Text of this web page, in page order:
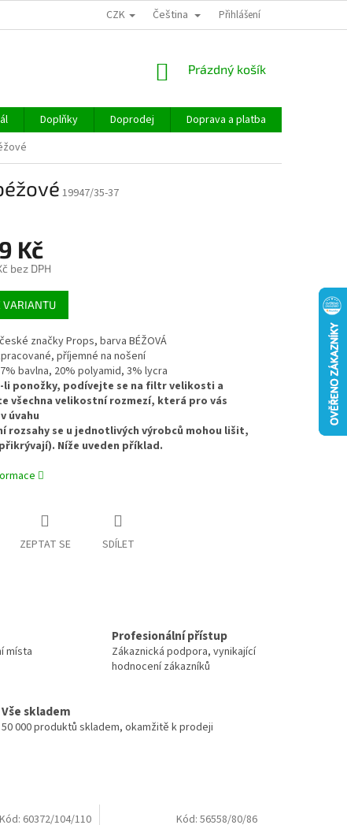
CZK Čeština Přihlášení
NÁKUPNÍ
Prázdný košík
Doplňky Doprodej Doprava a platba
19947/35-37
Kč
bez DPH
VARIANTU
značky Props, barva BÉŽOVÁ
příjemné na nošení
bavlna, 20% polyamid, 3% lycra
ponožky, podívejte se na filtr velikosti a
všechna velikostní rozmezí, která pro vás
úvahu
rozsahy se u jednotlivých výrobců mohou lišit,
Níže uveden příklad.
ZEPTAT SE SDÍLET
místa
Profesionální přístup
Zákaznická podpora, vynikající
hodnocení zákazníků
Vše skladem
50 000 produktů skladem, okamžitě k prodeji
Kód: 60372/104/110 Kód: 56558/80/86